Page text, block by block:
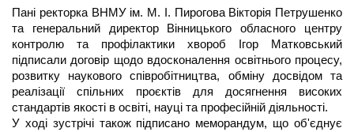
Пані ректорка ВНМУ ім. М. І. Пирогова Вікторія Петрушенко
та генеральний директор Вінницького обласного центру
контролю та профілактики хвороб Ігор Матковський
підписали договір щодо вдосконалення освітнього процесу,
розвитку наукового співробітництва, обміну досвідом та
реалізації спільних проєктів для досягнення високих
стандартів якості в освіті, науці та професійній діяльності.
У ході зустрічі також підписано меморандум, що об'єднує